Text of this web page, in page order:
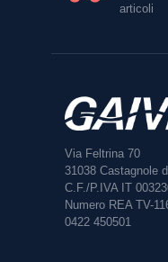
articoli
Via Feltrina 70
31038 Castagnole
C.F./P.IVA IT
Numero REA TV-
0422 450501